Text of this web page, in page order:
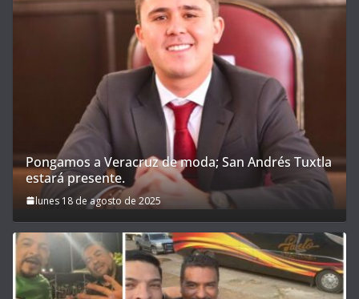
Pongamos a Veracruz de moda; San Andrés Tuxtla
estará presente.
lunes 18 de agosto de 2025